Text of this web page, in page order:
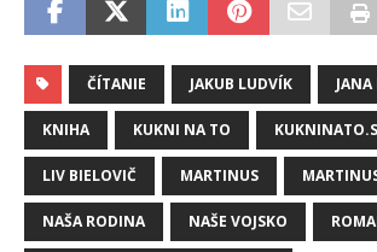
ČÍTANIE JAKUB LUDVÍK
KNIHA KUKNI NA TO
LIV BIELOVIČ MARTINUS
NAŠA RODINA NAŠE VOJSKO